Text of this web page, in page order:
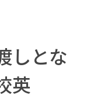
しとな
英